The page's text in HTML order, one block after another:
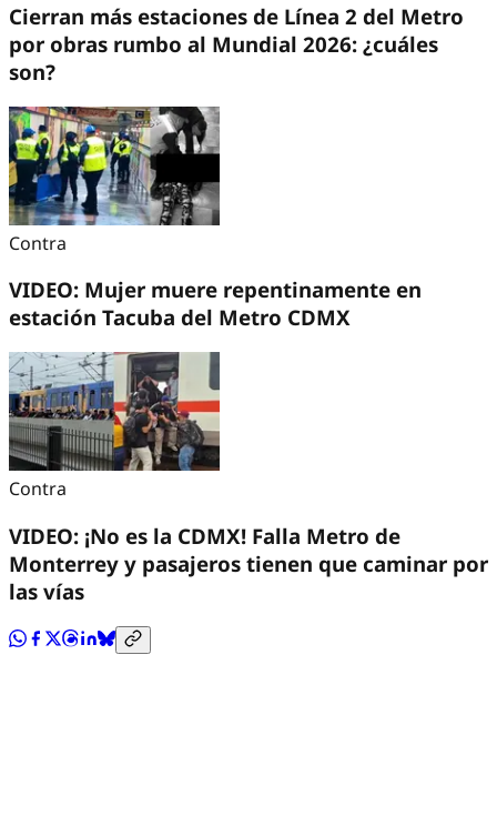
Cierran más estaciones de Línea 2 del Metro
por obras rumbo al Mundial 2026: ¿cuáles
son?
Contra
VIDEO: Mujer muere repentinamente en
estación Tacuba del Metro CDMX
Contra
VIDEO: ¡No es la CDMX! Falla Metro de
Monterrey y pasajeros tienen que caminar por
las vías